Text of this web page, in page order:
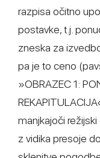
razpisa očitno
postavke, t.j.
zneska za
pa je to ceno
»OBRAZEC 1:
manjkajoči
z vidika presoje